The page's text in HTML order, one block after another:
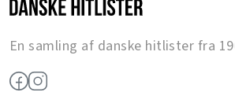
En samling af danske hitlister fra